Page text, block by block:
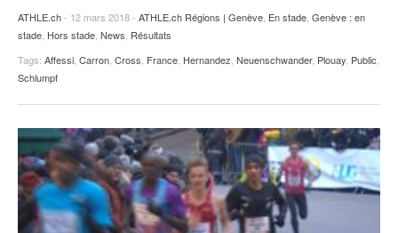
ATHLE.ch- 12 mars 2018 - ATHLE.ch Régions | Genève En stade Genève : en
stade Hors stade News Résultats
Tags: Affessi Carron Cross France Hernandez Neuenschwander, Plouay Public
Schlumpf